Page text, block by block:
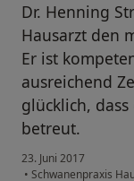
Dr. Henning
Hausarzt den
Er ist
ausreichend
glücklich,
betreut.
23. Juni 2017
• Schwanenpraxis